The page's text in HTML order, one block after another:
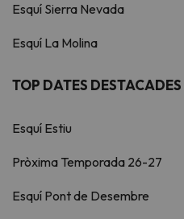
Esquí Sierra Nevada
Esquí La Molina
TOP DATES DESTACADES
Esquí Estiu
Pròxima Temporada 26-27
Esquí Pont de Desembre